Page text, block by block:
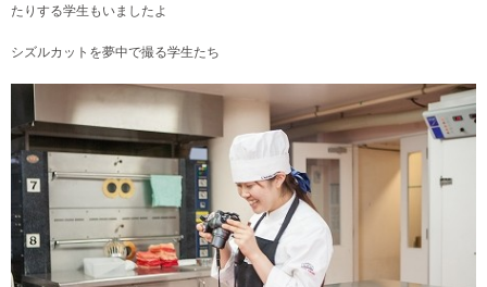
たりする学生もいましたよ
シズルカットを夢中で撮る学生たち